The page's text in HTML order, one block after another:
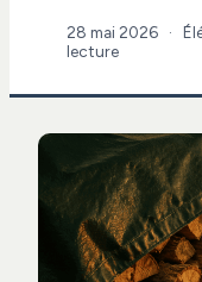
28 mai 2026 ·
lecture